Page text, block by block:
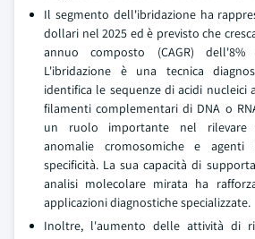
Il segmento dell'ibridazione ha
dollari nel 2025 ed è previsto che
annuo composto (CAGR)
L'ibridazione è una tecnica
identifica le sequenze di acidi nucleici
filamenti complementari di DNA o
un ruolo importante nel rilevare
anomalie cromosomiche e agenti
specificità. La sua capacità di
analisi molecolare mirata ha
applicazioni diagnostiche specializzate.
Inoltre, l'aumento delle attività di